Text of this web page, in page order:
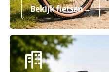
Bekijk fietsen→